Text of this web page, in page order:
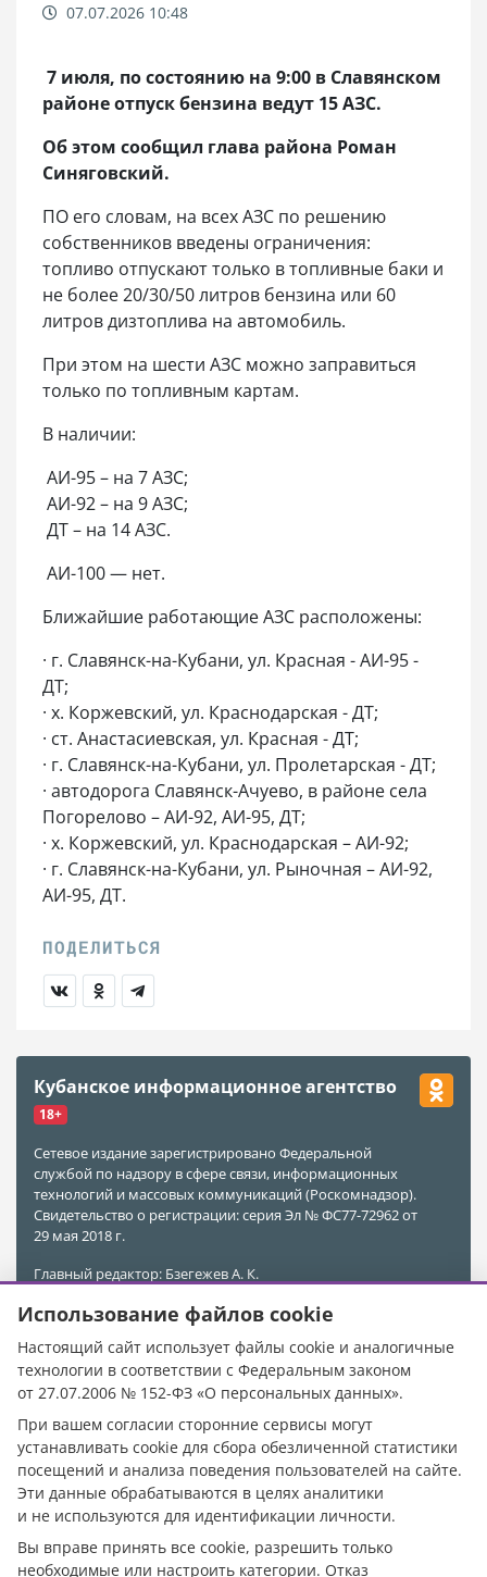
07.07.2026 10:48
7 июля, по состоянию на 9:00 в Славянском
районе отпуск бензина ведут 15 АЗС.
Об этом сообщил глава района Роман
Синяговский.
ПО его словам, на всех АЗС по решению
собственников введены ограничения:
топливо отпускают только в топливные баки и
не более 20/30/50 литров бензина или 60
литров дизтоплива на автомобиль.
При этом на шести АЗС можно заправиться
только по топливным картам.
В наличии:
АИ-95 – на 7 АЗС;
АИ-92 – на 9 АЗС;
ДТ – на 14 АЗС.
АИ-100 — нет.
Ближайшие работающие АЗС расположены:
· г. Славянск-на-Кубани, ул. Красная - АИ-95 -
ДТ;
· х. Коржевский, ул. Краснодарская - ДТ;
· ст. Анастасиевская, ул. Красная - ДТ;
· г. Славянск-на-Кубани, ул. Пролетарская - ДТ;
· автодорога Славянск-Ачуево, в районе села
Погорелово – АИ-92, АИ-95, ДТ;
· х. Коржевский, ул. Краснодарская – АИ-92;
· г. Славянск-на-Кубани, ул. Рыночная – АИ-92,
АИ-95, ДТ.
Кубанское информационное агентство
18+
Сетевое издание зарегистрировано Федеральной
службой по надзору в сфере связи, информационных
технологий и массовых коммуникаций (Роскомнадзор).
Свидетельство о регистрации: серия Эл № ФС77-72962 от
29 мая 2018 г.
Главный редактор: Бзегежев А. К.
Адрес редакции: 385011, Республика Адыгея, г. Майкоп,
Электронная почта редакции:kubinfo@bk.ru
Телефон редакции:+7 988 478-05-89
Телефон/Факс редакции:+7 (8772) 555-969
При цитировании материалов ссылка на источник
обязательна.
Исключительные права на материалы, размещённые в
сетевом издании https://кубанское.рф/, в соответствии с
результатов интеллектуальной деятельности
Использование файлов cookie
Настоящий сайт использует файлы cookie и аналогичные
технологии в соответствии с Федеральным законом
от 27.07.2006 № 152-ФЗ «О персональных данных».
При вашем согласии сторонние сервисы могут
устанавливать cookie для сбора обезличенной статистики
посещений и анализа поведения пользователей на сайте.
Эти данные обрабатываются в целях аналитики
и не используются для идентификации личности.
Вы вправе принять все cookie, разрешить только
необходимые или настроить категории. Отказ